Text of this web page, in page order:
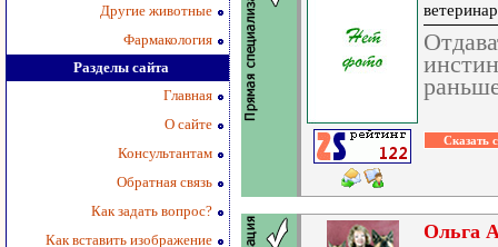
Другие животные
Фармакология
Разделы сайта
Главная
О сайте
Консультантам
Обратная связь
Как задать вопрос?
Как вставить изображение
Ольга